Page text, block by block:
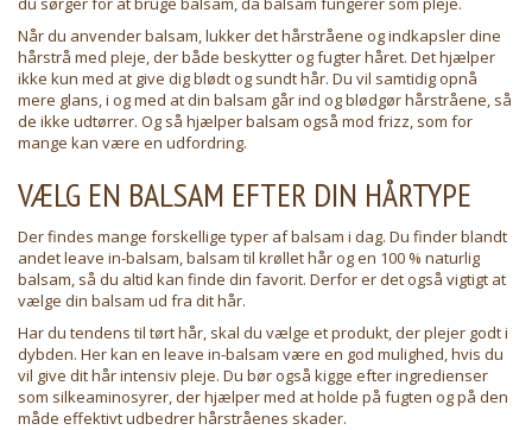
Når du anvender balsam, lukker det hårstråene og indkapsler dine
hårstrå med pleje, der både beskytter og fugter håret. Det hjælper
ikke kun med at give dig blødt og sundt hår. Du vil samtidig opnå
mere glans, i og med at din balsam går ind og blødgør hårstråene, så
de ikke udtørrer. Og så hjælper balsam også mod frizz, som for
mange kan være en udfordring.
VÆLG EN BALSAM EFTER DIN HÅRTYPE
Der findes mange forskellige typer af balsam i dag. Du finder blandt
andet leave in-balsam, balsam til krøllet hår og en 100 % naturlig
balsam, så du altid kan finde din favorit. Derfor er det også vigtigt at
vælge din balsam ud fra dit hår.
Har du tendens til tørt hår, skal du vælge et produkt, der plejer godt i
dybden. Her kan en leave in-balsam være en god mulighed, hvis du
vil give dit hår intensiv pleje. Du bør også kigge efter ingredienser
som silkeaminosyrer, der hjælper med at holde på fugten og på den
måde effektivt udbedrer hårstråenes skader.